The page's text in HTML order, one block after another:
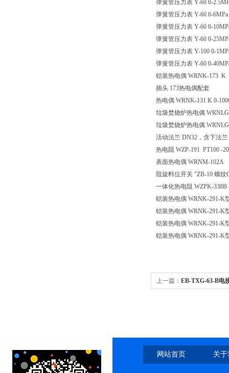
弹簧管压力表 Y-60 0-
弹簧管压力表 Y-60 0-
弹簧管压力表 Y-60 0-
弹簧管压力表 Y-60 0-
弹簧管压力表 Y-100 0-
弹簧管压力表 Y-60 0-
铠装热电偶 WRNK-173 K
插头 173热电偶配套
热电偶 WRNK-131 K 0-
垃圾焚烧炉热电偶
垃圾焚烧炉热电偶
活动法兰 DN32，含下法
热电阻 WZP-191 PT100 -
表面热电偶 WRNM-102A
阻旋料位开关 "ZB-10 螺纹
一体化热电阻 WZPK-
铠装热电偶 WRNK-291-K
铠装热电偶 WRNK-291-K
铠装热电偶 WRNK-291-K
铠装热电偶 WRNK-291-K
上一篇： EB-TXG-63-B电
网站首页 关